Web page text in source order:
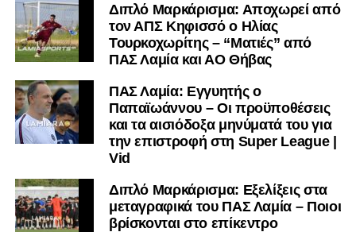
Διπλό Μαρκάρισμα: Αποχωρεί από
τον ΑΠΣ Κηφισσό ο Ηλίας
Τουρκοχωρίτης – “Ματιές” από
ΠΑΣ Λαμία και ΑΟ Θήβας
ΠΑΣ Λαμία: Εγγυητής ο
Παπαϊωάννου – Οι προϋποθέσεις
και τα αισιόδοξα μηνύματά του για
την επιστροφή στη Super League |
Vid
Διπλό Μαρκάρισμα: Εξελίξεις στα
μεταγραφικά του ΠΑΣ Λαμία – Ποιοι
βρίσκονται στο επίκεντρο